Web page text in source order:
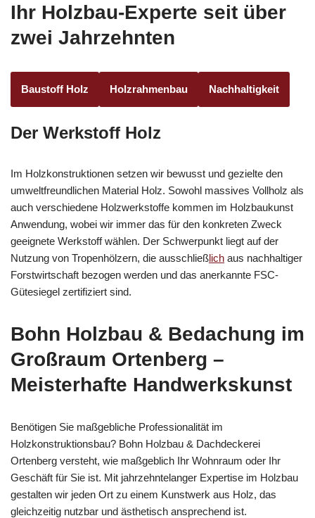
Ihr Holzbau-Experte seit über
zwei Jahrzehnten
Baustoff Holz Holzrahmenbau Nachhaltigkeit
Der Werkstoff Holz
Im Holzkonstruktionen setzen wir bewusst und gezielte den
umweltfreundlichen Material Holz. Sowohl massives Vollholz als
auch verschiedene Holzwerkstoffe kommen im Holzbaukunst
Anwendung, wobei wir immer das für den konkreten Zweck
geeignete Werkstoff wählen. Der Schwerpunkt liegt auf der
Nutzung von Tropenhölzern, die ausschließlich aus nachhaltiger
Forstwirtschaft bezogen werden und das anerkannte FSC-
Gütesiegel zertifiziert sind.
Bohn Holzbau & Bedachung im
Großraum Ortenberg –
Meisterhafte Handwerkskunst
Benötigen Sie maßgebliche Professionalität im
Holzkonstruktionsbau? Bohn Holzbau & Dachdeckerei
Ortenberg versteht, wie maßgeblich Ihr Wohnraum oder Ihr
Geschäft für Sie ist. Mit jahrzehntelanger Expertise im Holzbau
gestalten wir jeden Ort zu einem Kunstwerk aus Holz, das
gleichzeitig nutzbar und ästhetisch ansprechend ist.